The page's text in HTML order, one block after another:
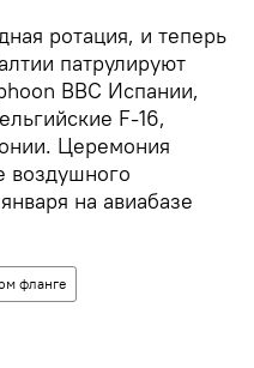
ротация, и теперь
патрулируют
ВВС Испании,
F-16,
Церемония
воздушного
на авиабазе
фланге